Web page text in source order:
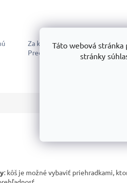
Táto webová
stránky
Za kvalitu sa môžeme zaručiť
Predĺžená záruka na 10 rokov
: kôš je možné vybaviť priehradkami,